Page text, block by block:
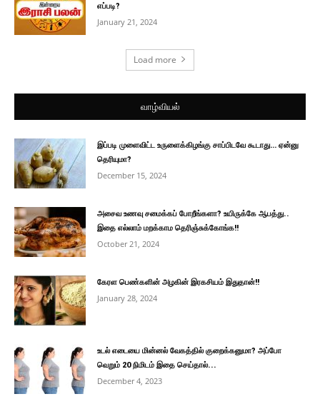
எப்படி?
January 21, 2024
Load more
வாழ்வியல்
இப்படி முளைவிட்ட உருளைக்கிழங்கு சாப்பிடவே கூடாது… ஏன்னு
தெரியுமா?
December 15, 2024
அசைவ உணவு சமைக்கப் போறீங்களா? உயிருக்கே ஆபத்து..
இதை எல்லாம் மறக்காம தெரிஞ்சுக்கோங்க!!
October 21, 2024
கேரள பெண்களின் அழகின் இரகசியம் இதுதான்!!
January 28, 2024
உடல் எடையை மின்னல் வேகத்தில் குறைக்கனுமா? அப்போ
வெறும் 20 நிமிடம் இதை செய்தால்...
December 4, 2023